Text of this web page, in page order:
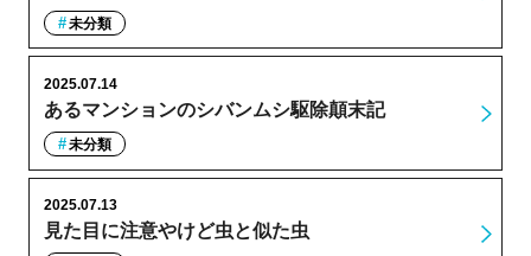
未分類
あるマンションのシバンムシ駆除顛末記
2025.07.14
未分類
見た目に注意やけど虫と似た虫
2025.07.13